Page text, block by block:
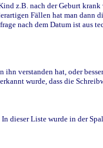
z.B. nach der Geburt
Fällen hat man dann
nach dem Datum ist aus
verstanden hat, oder
wurde, dass die
Liste wurde in der